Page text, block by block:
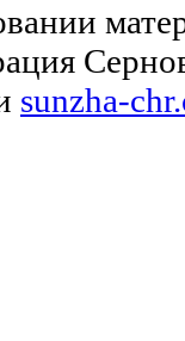
sunzha-